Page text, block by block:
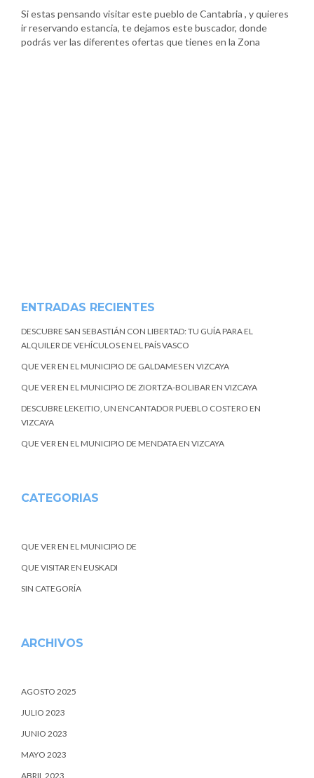
Si estas pensando visitar este pueblo de Cantabria , y quieres
ir reservando estancia, te dejamos este buscador, donde
podrás ver las diferentes ofertas que tienes en la Zona
ENTRADAS RECIENTES
DESCUBRE SAN SEBASTIÁN CON LIBERTAD: TU GUÍA PARA EL
ALQUILER DE VEHÍCULOS EN EL PAÍS VASCO
QUE VER EN EL MUNICIPIO DE GALDAMES EN VIZCAYA
QUE VER EN EL MUNICIPIO DE ZIORTZA-BOLIBAR EN VIZCAYA
DESCUBRE LEKEITIO, UN ENCANTADOR PUEBLO COSTERO EN
VIZCAYA
QUE VER EN EL MUNICIPIO DE MENDATA EN VIZCAYA
CATEGORIAS
QUE VER EN EL MUNICIPIO DE
QUE VISITAR EN EUSKADI
SIN CATEGORÍA
ARCHIVOS
AGOSTO 2025
JULIO 2023
JUNIO 2023
MAYO 2023
ABRIL 2023